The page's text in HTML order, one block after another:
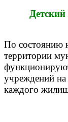
По состоянию
территории
учреждений на
каждого